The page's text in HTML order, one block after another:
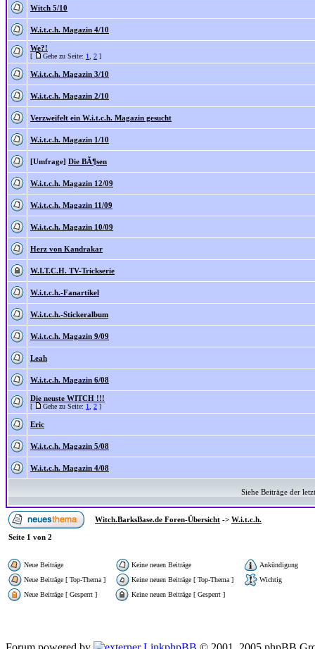
Witch 5/10
W.i.t.c.h. Magazin 4/10
We?!
[ Gehe zu Seite: 1 2 ]
W.i.t.c.h. Magazin 3/10
W.i.t.c.h. Magazin 2/10
Verzweifelt ein W.i.t.c.h. Magazin gesucht
W.i.t.c.h. Magazin 1/10
[Umfrage] Die BÃ¶sen
W.i.t.c.h. Magazin 12/09
W.i.t.c.h. Magazin 11/09
W.i.t.c.h. Magazin 10/09
Herz von Kandrakar
W.I.T.C.H. TV-Trickserie
W.i.t.c.h.-Fanartikel
W.i.t.c.h.-Stickeralbum
W.i.t.c.h. Magazin 9/09
Leah
W.i.t.c.h. Magazin 6/08
Die neuste WITCH !!!
[ Gehe zu Seite: 1 2 ]
Eric
W.i.t.c.h. Magazin 5/08
W.i.t.c.h. Magazin 4/08
Siehe Beiträge der
Witch.BarksBase.de Foren-Übersicht -> W.i.t.c.h.
Seite 1 von 2
Neue Beiträge Keine neuen Beiträge
Ankündigung
Neue Beiträge [ Top-Thema ]
Keine neuen Beiträge [ Top-Thema ]
Wichtig
Neue Beiträge [ Gesperrt ]
Keine neuen Beiträge [ Gesperrt ]